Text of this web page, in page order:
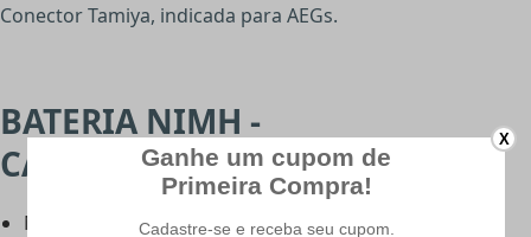
Conector Tamiya, indicada para AEGs.
BATERIA NIMH -
CARACTERÍSTICAS:
Modelo: NiMh
X